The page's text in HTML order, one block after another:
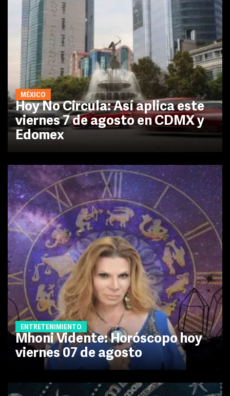
MÉXICO
Hoy No Circula: Así aplica este
viernes 7 de agosto en CDMX y
Edomex
ENTRETENIMIENTO
Mhoni Vidente: Horóscopo hoy
viernes 07 de agosto